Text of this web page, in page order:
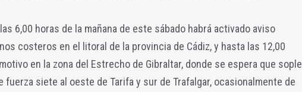
6,00 horas de la mañana de este sábado habrá activado aviso
costeros en el litoral de la provincia de Cádiz, y hasta las 12,00
en la zona del Estrecho de Gibraltar, donde se espera que sople
fuerza siete al oeste de Tarifa y sur de Trafalgar, ocasionalmente de